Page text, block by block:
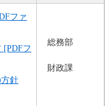
ファ
[PDFフ
方針
総務部
財政課